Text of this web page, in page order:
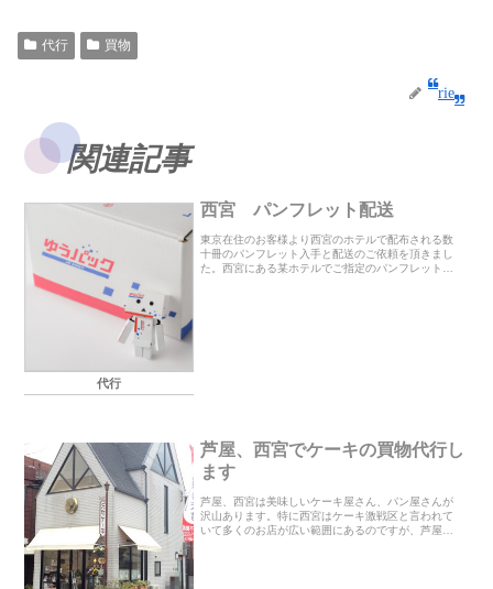
代行 買物
rie
関連記事
代行
西宮 パンフレット配送
東京在住のお客様より西宮のホテルで配布される数
十冊のパンフレット入手と配送のご依頼を頂きまし
た。西宮にある某ホテルでご指定のパンフレットを
芦屋、西宮でケーキの買物代行し
ます
芦屋、西宮は美味しいケーキ屋さん、パン屋さんが
沢山あります。特に西宮はケーキ激戦区と言われて
いて多くのお店が広い範囲にあるのですが、芦屋の